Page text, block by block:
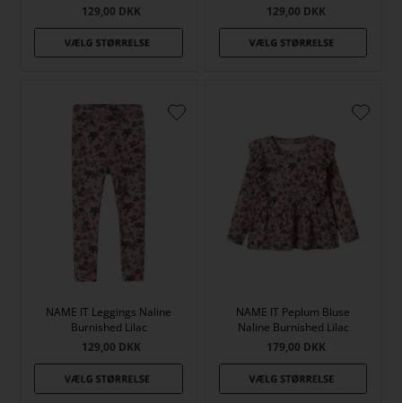
129,00 DKK
129,00 DKK
NAME IT Leggings Naline
Burnished Lilac
129,00 DKK
NAME IT Peplum Bluse
Naline Burnished Lilac
179,00 DKK